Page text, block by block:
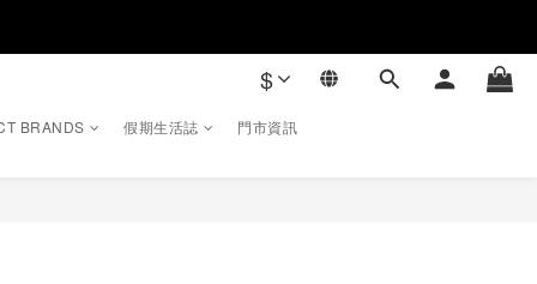
$
BRANDS 假期生活誌 門市資訊